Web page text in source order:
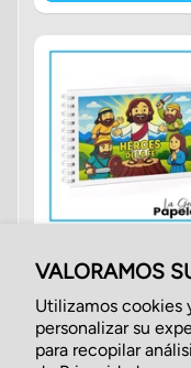
VALORAMOS
Utilizamos cookies
personalizar su
para recopilar
LIBRO PARA
$27.000,00